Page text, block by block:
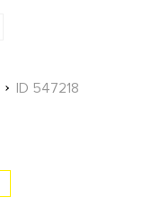
ID 547218